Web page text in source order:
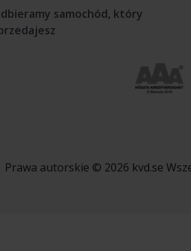
samochód, który
Prawa autorskie © 2026 kvd.se